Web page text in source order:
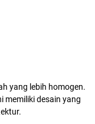
yang lebih homogen.
memiliki desain yang